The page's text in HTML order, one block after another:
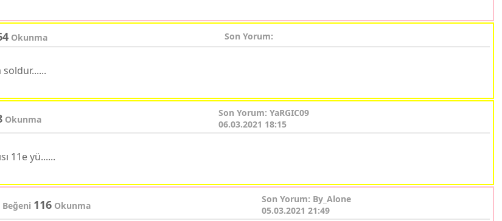
Okunma Son Yorum:
Okunma
Son Yorum: YaRGIC09
06.03.2021 18:15
11e yü......
Beğeni 116 Okunma
Son Yorum: By_Alone
05.03.2021 21:49